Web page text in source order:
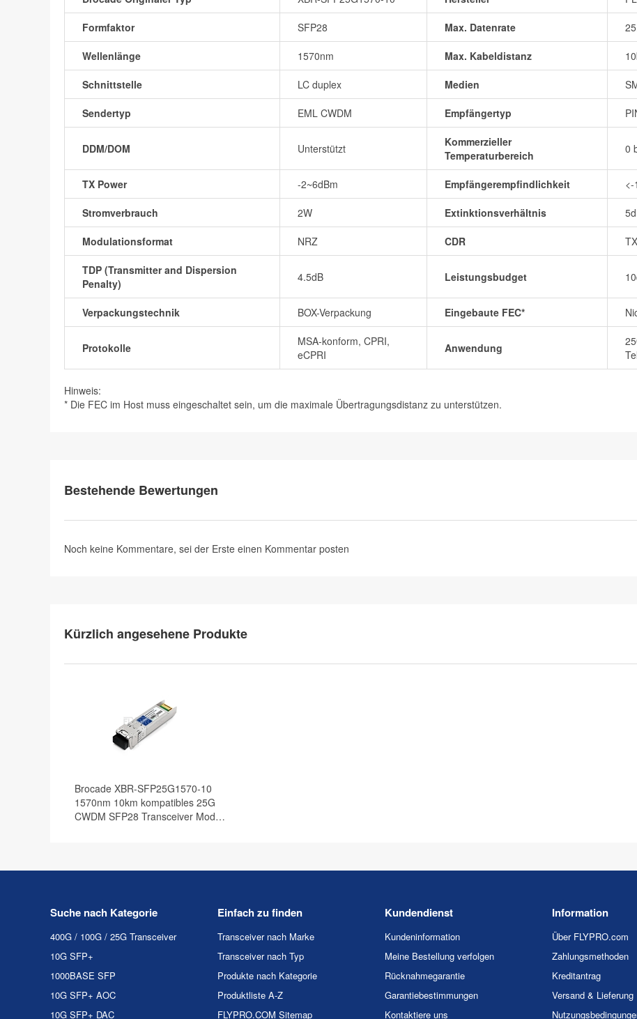
Formfaktor SFP28 Max. Datenrate
Wellenlänge 1570nm Max. Kabeldistanz
Schnittstelle LC duplex Medien
Sendertyp EML CWDM Empfängertyp
DDM/DOM Unterstützt
Kommerzieller
Temperaturbereich
0
TX Power -2~6dBm Empfängerempfindlichkeit <-
Stromverbrauch 2W Extinktionsverhältnis
Modulationsformat NRZ CDR
TDP (Transmitter and Dispersion
Penalty)
4.5dB Leistungsbudget
Verpackungstechnik BOX-Verpackung Eingebaute FEC*
Protokolle
MSA-konform, CPRI,
eCPRI
Anwendung
Hinweis:
* Die FEC im Host muss eingeschaltet sein, um die maximale Übertragungsdistanz zu unterstützen.
Bestehende Bewertungen
Noch keine Kommentare, sei der Erste einen Kommentar posten
Kürzlich angesehene Produkte
Brocade XBR-SFP25G1570-10
1570nm 10km kompatibles 25G
CWDM SFP28 Transceiver Modul,
Suche nach Kategorie
400G / 100G / 25G Transceiver
10G SFP+
1000BASE SFP
10G SFP+ AOC
10G SFP+ DAC
Einfach zu finden
Transceiver nach Marke
Transceiver nach Typ
Produkte nach Kategorie
Produktliste A-Z
FLYPRO.COM Sitemap
Kundendienst
Kundeninformation
Meine Bestellung verfolgen
Rücknahmegarantie
Garantiebestimmungen
Kontaktiere uns
Information
Über FLYPRO.com
Zahlungsmethoden
Kreditantrag
Versand & Lieferung